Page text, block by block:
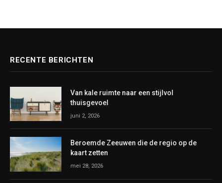
RECENTE BERICHTEN
Van kale ruimte naar een stijlvol
thuisgevoel
juni 2, 2026
Beroemde Zeeuwen die de regio op de
kaart zetten
mei 28, 2026